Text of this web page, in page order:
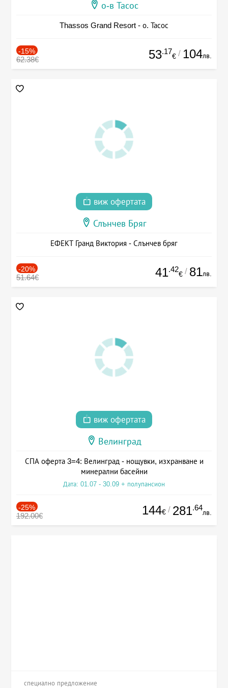
о-в Тасос
Thassos Grand Resort - о. Тасос
-15%
62.38€ 53.17
€ / 104лв.
виж офертата
Слънчев Бряг
ЕФЕКТ Гранд Виктория - Слънчев бряг
-20%
51.64€ 41.42
€ / 81лв.
виж офертата
Велинград
СПА оферта 3=4: Велинград - нощувки, изхранване и
минерални басейни
Дата: 01.07 - 30.09 + полупансион
-25%
192.00€ 144€ / 281.64
лв.
специално предложение